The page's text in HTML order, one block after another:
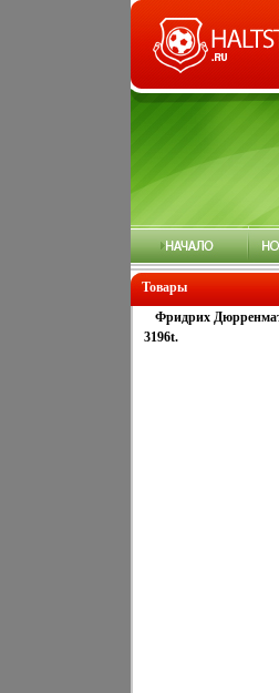
Товары
Фридрих
3196t.